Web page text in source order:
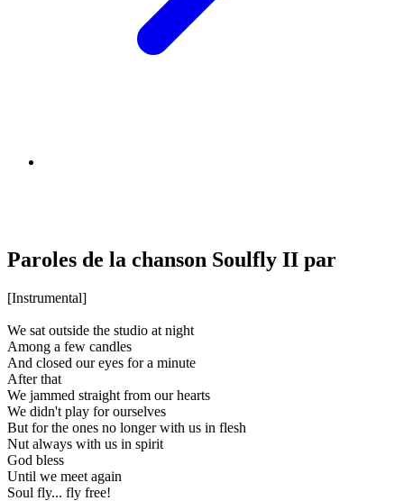
Paroles de la chanson Soulfly II par
[Instrumental]
We sat outside the studio at night
Among a few candles
And closed our eyes for a minute
After that
We jammed straight from our hearts
We didn't play for ourselves
But for the ones no longer with us in flesh
Nut always with us in spirit
God bless
Until we meet again
Soul fly... fly free!